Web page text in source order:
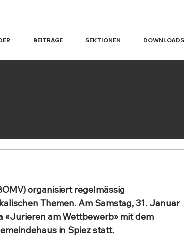
BEITRÄGE SEKTIONEN DOWNLOADS
organisiert regelmässig
Themen. Am Samstag, 31. Januar
«Jurieren am Wettbewerb» mit dem
in Spiez statt.